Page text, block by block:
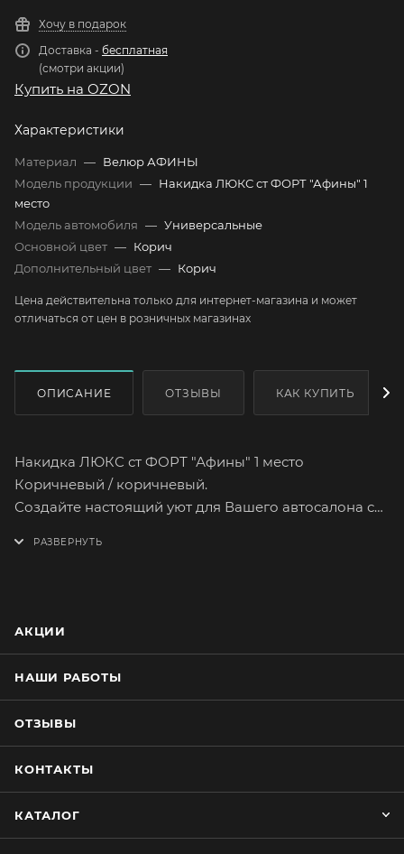
Хочу в подарок
Доставка - бесплатная
(смотри акции)
Купить на OZON
Характеристики
Материал — Велюр АФИНЫ
Модель продукции — Накидка ЛЮКС ст ФОРТ "Афины" 1
место
Модель автомобиля — Универсальные
Основной цвет — Корич
Дополнительный цвет — Корич
Цена действительна только для интернет-магазина и может
отличаться от цен в розничных магазинах
ОПИСАНИЕ ОТЗЫВЫ КАК КУПИТЬ
Накидка ЛЮКС ст ФОРТ "Афины" 1 место
Коричневый / коричневый.
Создайте настоящий уют для Вашего автосалона с
надежно защитят оригинальный салон от
Мы разработали накидки ЛЮКС ст ФОРТ "Афины"
стандартного размера. Их оптимальный размер
малейшего дискомфорта.
долговечность в одном. Наши накидки изготовлены
АКЦИИ
НАШИ РАБОТЫ
ОТЗЫВЫ
КОНТАКТЫ
КАТАЛОГ